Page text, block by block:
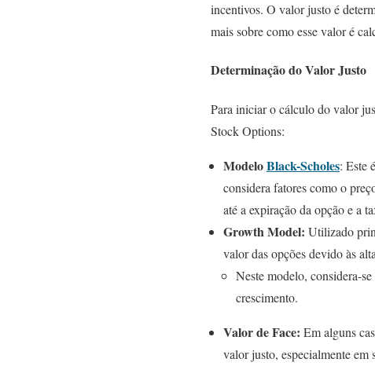
incentivos. O valor justo é
mais sobre como esse valor é
Determinação do Valor Justo
Para iniciar o cálculo do valor
Stock Options:
ModeloBlack-Scholes: Este
considera fatores como o
até a expiração da opção e a
Growth Model: Utilizado
valor das opções devido às
Neste modelo, considera-
crescimento.
Valor de Face: Em alguns
valor justo, especialmente em